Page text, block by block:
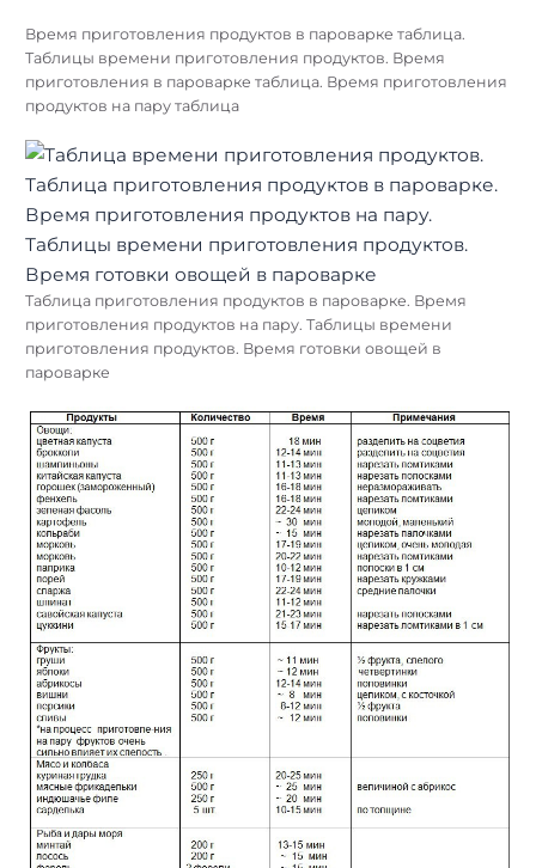
Время приготовления продуктов в пароварке таблица.
Таблицы времени приготовления продуктов. Время
приготовления в пароварке таблица. Время приготовления
продуктов на пару таблица
Таблица приготовления продуктов в пароварке. Время
приготовления продуктов на пару. Таблицы времени
приготовления продуктов. Время готовки овощей в
пароварке